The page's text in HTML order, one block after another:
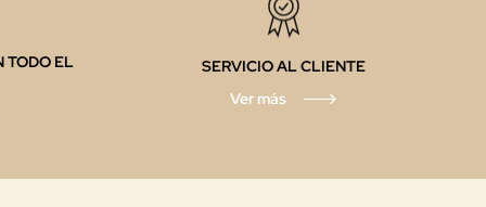
TODO EL
SERVICIO AL CLIENTE
Ver más